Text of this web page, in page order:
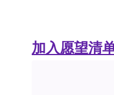
加入愿望清